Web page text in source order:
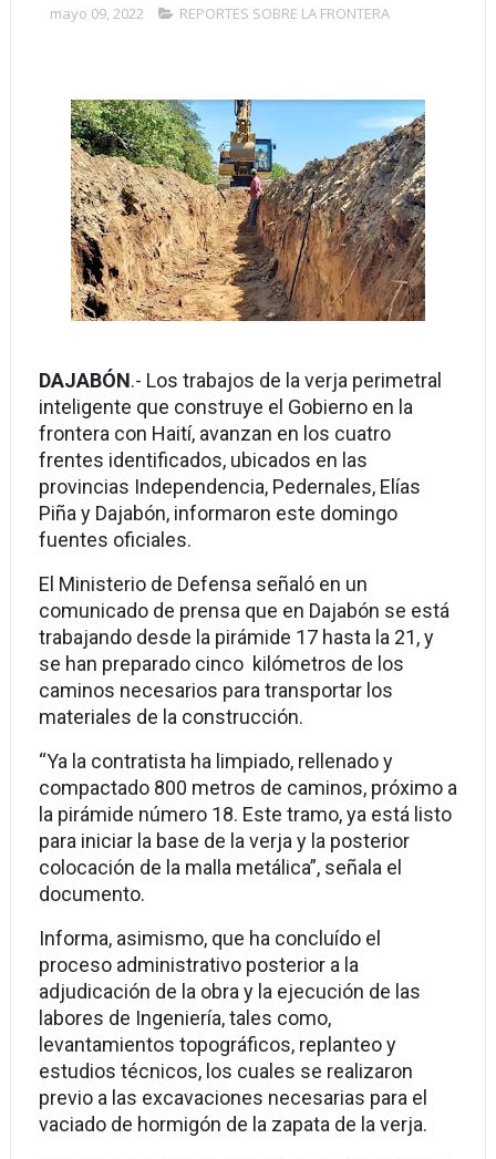
mayo 09, 2022 REPORTES SOBRE LA FRONTERA
DAJABÓN.- Los trabajos de la verja perimetral
inteligente que construye el Gobierno en la
frontera con Haití, avanzan en los cuatro
frentes identificados, ubicados en las
provincias Independencia, Pedernales, Elías
Piña y Dajabón, informaron este domingo
fuentes oficiales.
El Ministerio de Defensa señaló en un
comunicado de prensa que en Dajabón se está
trabajando desde la pirámide 17 hasta la 21, y
se han preparado cinco kilómetros de los
caminos necesarios para transportar los
materiales de la construcción.
“Ya la contratista ha limpiado, rellenado y
compactado 800 metros de caminos, próximo a
la pirámide número 18. Este tramo, ya está listo
para iniciar la base de la verja y la posterior
colocación de la malla metálica”, señala el
documento.
Informa, asimismo, que ha concluído el
proceso administrativo posterior a la
adjudicación de la obra y la ejecución de las
labores de Ingeniería, tales como,
levantamientos topográficos, replanteo y
estudios técnicos, los cuales se realizaron
previo a las excavaciones necesarias para el
vaciado de hormigón de la zapata de la verja.